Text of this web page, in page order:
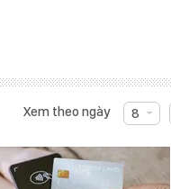
Xem theo ngày 8